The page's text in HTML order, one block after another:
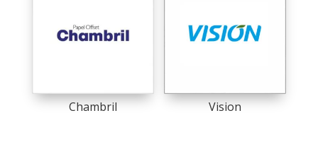
Chambril Vision